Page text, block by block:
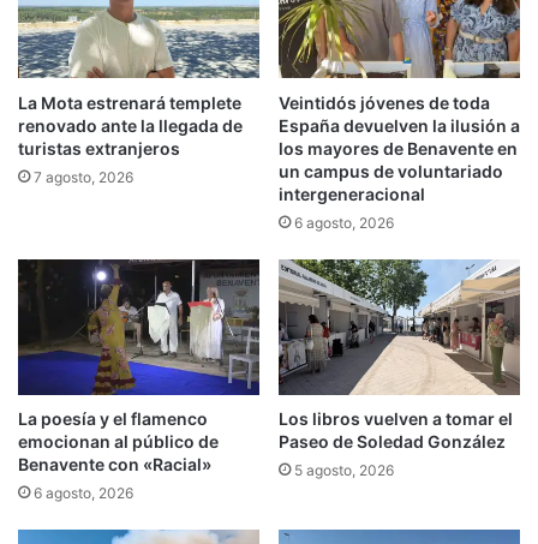
La Mota estrenará templete
renovado ante la llegada de
turistas extranjeros
7 agosto, 2026
Veintidós jóvenes de toda
España devuelven la ilusión a
los mayores de Benavente en
un campus de voluntariado
intergeneracional
6 agosto, 2026
La poesía y el flamenco
emocionan al público de
Benavente con «Racial»
6 agosto, 2026
Los libros vuelven a tomar el
Paseo de Soledad González
5 agosto, 2026